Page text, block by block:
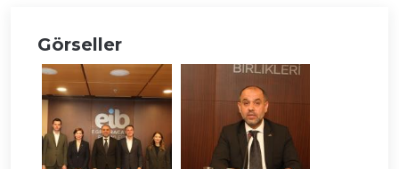
Görseller